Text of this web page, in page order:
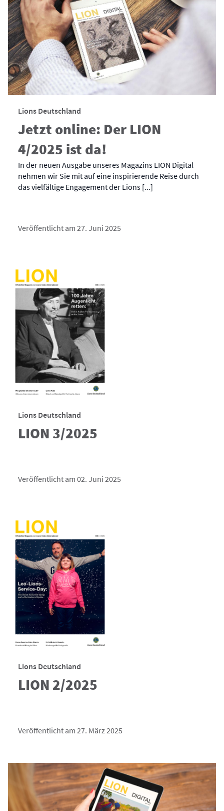
Lions Deutschland
Jetzt online: Der LION
4/2025 ist da!
In der neuen Ausgabe unseres Magazins LION Digital
nehmen wir Sie mit auf eine inspirierende Reise durch
das vielfältige Engagement der Lions [...]
Veröffentlicht am 27. Juni 2025
Lions Deutschland
LION 3/2025
Veröffentlicht am 02. Juni 2025
Lions Deutschland
LION 2/2025
Veröffentlicht am 27. März 2025